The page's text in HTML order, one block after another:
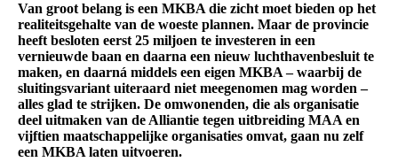
Van groot belang is een MKBA die zicht moet bieden op het
realiteitsgehalte van de woeste plannen. Maar de provincie
heeft besloten eerst 25 miljoen te investeren in een
vernieuwde baan en daarna een nieuw luchthavenbesluit te
maken, en daarná middels een eigen MKBA – waarbij de
sluitingsvariant uiteraard niet meegenomen mag worden –
alles glad te strijken. De omwonenden, die als organisatie
deel uitmaken van de Alliantie tegen uitbreiding MAA en
vijftien maatschappelijke organisaties omvat, gaan nu zelf
een MKBA laten uitvoeren.